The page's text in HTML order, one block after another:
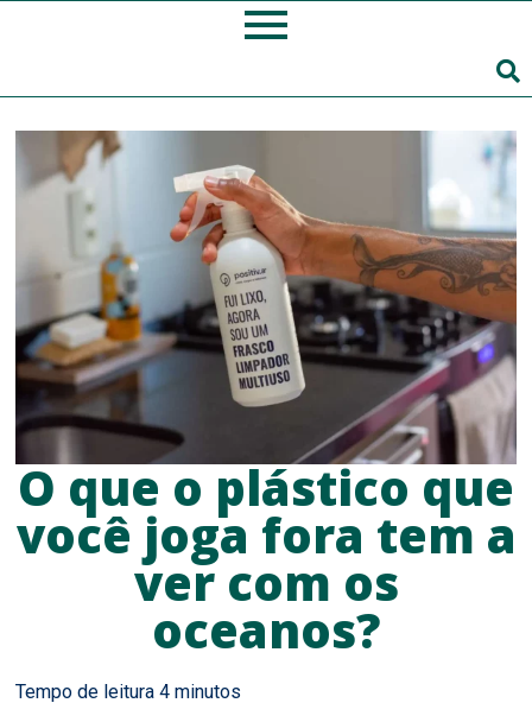
O que o plástico que
você joga fora tem a
ver com os
oceanos?